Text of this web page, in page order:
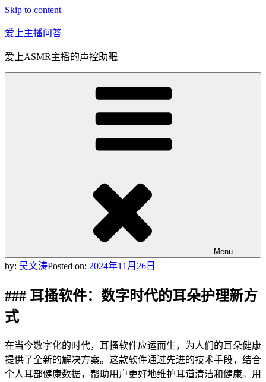
Skip to content
爱上主播问答
爱上ASMR主播的声控助眠
Menu
by: 吴文涛Posted on: 2024年11月26日
### 耳搔软件：数字时代的耳朵护理新方
式
在当今数字化的时代，耳搔软件应运而生，为人们的耳朵健康
提供了全新的解决方案。这款软件通过先进的技术手段，结合
个人耳部健康数据，帮助用户更好地维护耳道清洁和健康。用